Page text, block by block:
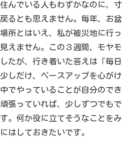
んでいる人もわずかなのに、寸
るとも思えません。毎年、お盆
所とはいえ、私が被災地に行っ
えません。この３週間、モヤモ
たが、行き着いた答えは「毎日
しだけ、ペースアップを心がけ
でやっていることが自分のでき
張っていれば、少しずつでもで
。何か役に立てそうなことをみ
はしておきたいです。